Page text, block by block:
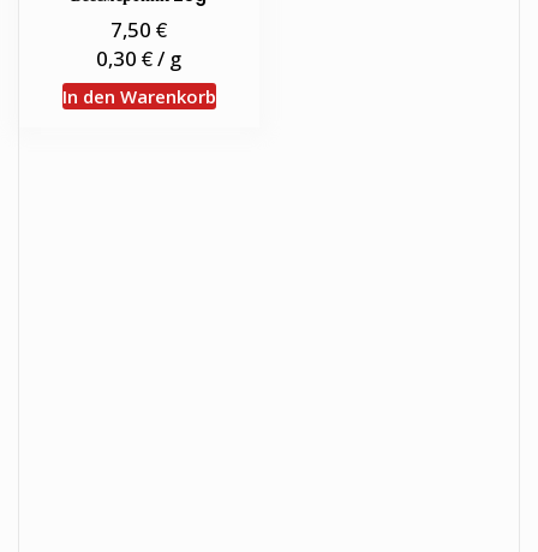
7,50€
0,30€/ g
In den Warenkorb